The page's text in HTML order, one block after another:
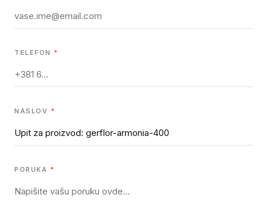
TELEFON *
NASLOV *
PORUKA *